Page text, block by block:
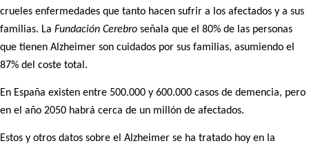
crueles enfermedades que tanto hacen sufrir a los afectados y a sus
familias. La Fundación Cerebro señala que el 80% de las personas
que tienen Alzheimer son cuidados por sus familias, asumiendo el
87% del coste total.
En España existen entre 500.000 y 600.000 casos de demencia, pero
en el año 2050 habrá cerca de un millón de afectados.
Estos y otros datos sobre el Alzheimer se ha tratado hoy en la